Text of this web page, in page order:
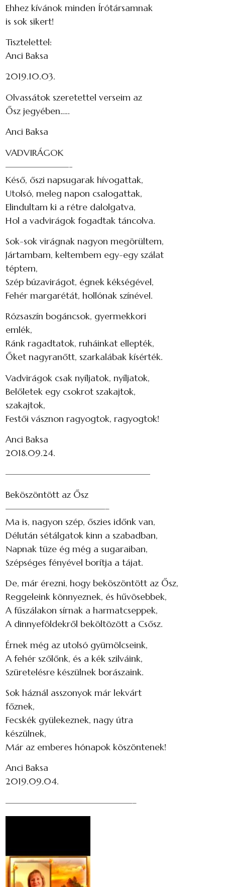
Ehhez kívánok minden Írótársamnak
is sok sikert!
Tisztelettel:
Anci Baksa
2019.10.03.
Olvassátok szeretettel verseim az
Ősz jegyében…..
Anci Baksa
VADVIRÁGOK
———————-
Késő, őszi napsugarak hívogattak,
Utolsó, meleg napon csalogattak,
Elindultam ki a rétre dalolgatva,
Hol a vadvirágok fogadtak táncolva.
Sok-sok virágnak nagyon megörültem,
Jártambam, keltembem egy-egy szálat
téptem,
Szép búzavirágot, égnek kékségével,
Fehér margarétát, hollónak színével.
Rózsaszín bogáncsok, gyermekkori
emlék,
Ránk ragadtatok, ruháinkat ellepték,
Őket nagyranőtt, szarkalábak kísérték.
Vadvirágok csak nyíljatok, nyíljatok,
Belőletek egy csokrot szakajtok,
szakajtok,
Festői vásznon ragyogtok, ragyogtok!
Anci Baksa
2018.09.24.
————————————————
Beköszöntött az Ősz
———————————–
Ma is, nagyon szép, őszies időnk van,
Délután sétálgatok kinn a szabadban,
Napnak tüze ég még a sugaraiban,
Szépséges fényével borítja a tájat.
De, már érezni, hogy beköszöntött az Ősz,
Reggeleink könnyeznek, és hűvösebbek,
A fűszálakon sírnak a harmatcseppek,
A dinnyeföldekről beköltözött a Csősz.
Érnek még az utolsó gyümölcseink,
A fehér szőlőnk, és a kék szilváink,
Szüretelésre készülnek borászaink.
Sok háznál asszonyok már lekvárt
főznek,
Fecskék gyülekeznek, nagy útra
készülnek,
Már az emberes hónapok köszöntenek!
Anci Baksa
2019.09.04.
——————————————–